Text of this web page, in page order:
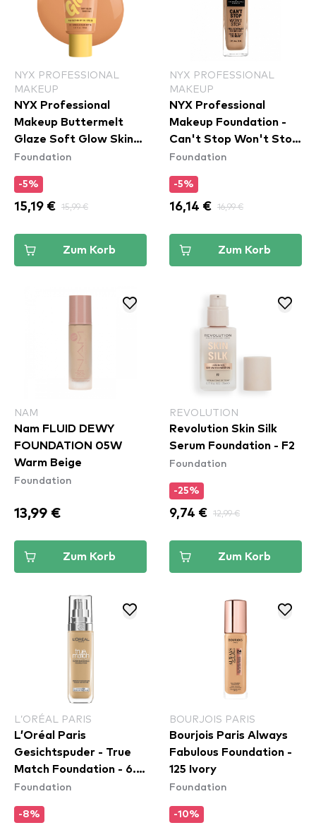
NYX PROFESSIONAL
MAKEUP
NYX Professional
Makeup Buttermelt
Glaze Soft Glow Skin
Tint SPF30 - Vanilla
Foundation
-5%
15,19 € 15,99 €
Zum Korb
NYX PROFESSIONAL
MAKEUP
NYX Professional
Makeup Foundation -
Can't Stop Won't Stop
Full Coverage
Tan (CSWSF12)
Foundation
-5%
16,14 € 16,99 €
Zum Korb
NAM
Nam FLUID DEWY
FOUNDATION 05W
Warm Beige
Foundation
13,99 €
Zum Korb
REVOLUTION
Revolution Skin Silk
Serum Foundation - F2
Foundation
-25%
9,74 € 12,99 €
Zum Korb
L’ORÉAL PARIS
L’Oréal Paris
Gesichtspuder - True
Match Foundation - 6.N
Honey
Foundation
-8%
BOURJOIS PARIS
Bourjois Paris Always
Fabulous Foundation -
125 Ivory
Foundation
-10%